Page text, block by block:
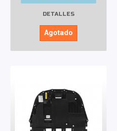
DETALLES
Agotado